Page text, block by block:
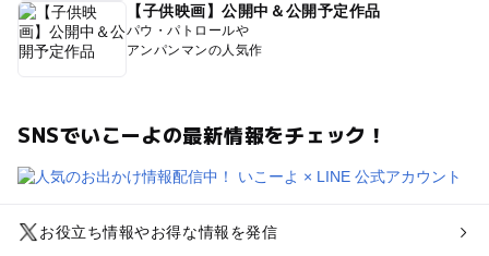
【子供映画】公開中＆公開予定作品
パウ・パトロールや
アンパンマンの人気作
SNSでいこーよの最新情報をチェック！
お役立ち情報やお得な情報を発信